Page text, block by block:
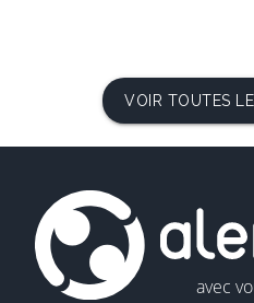
VOIR TOUTES